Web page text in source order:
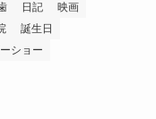
日記
映画
誕生日
ショー